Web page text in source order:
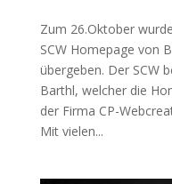
Zum 26.Oktober
SCW Homepage von
übergeben. Der SCW
Barthl, welcher die
der Firma CP-
Mit vielen...